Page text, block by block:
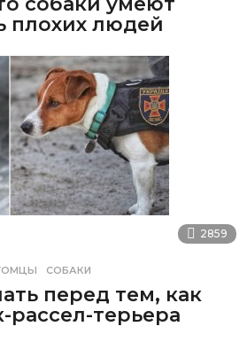
плохих людей
2859
,СОБАКИ
перед тем, как
рассел-терьера